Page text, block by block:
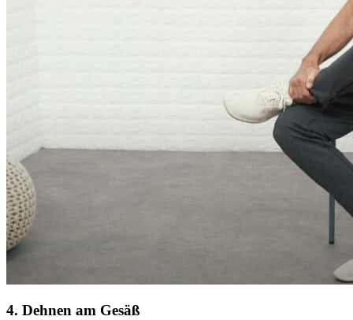
4. Dehnen am Gesäß